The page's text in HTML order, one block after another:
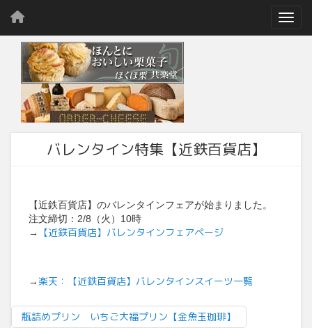
バレンタイン特集【近鉄百貨店】
【近鉄百貨店】のバレンタインフェアが始まりました。
注文締切：2/8（火）10時
→
【近鉄百貨店】バレンタインフェアページ
→ 楽天：【近鉄百貨店】バレンタインスイーツ一覧
瓶詰めプリン いちご大福プリン【金魚玉珈琲】